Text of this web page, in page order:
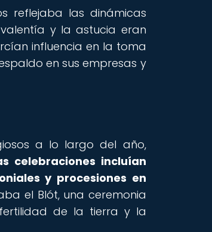
reflejaba las dinámicas
y la astucia eran
influencia en la toma
en sus empresas y
a lo largo del año,
celebraciones incluían
y procesiones en
el Blót, una ceremonia
de la tierra y la